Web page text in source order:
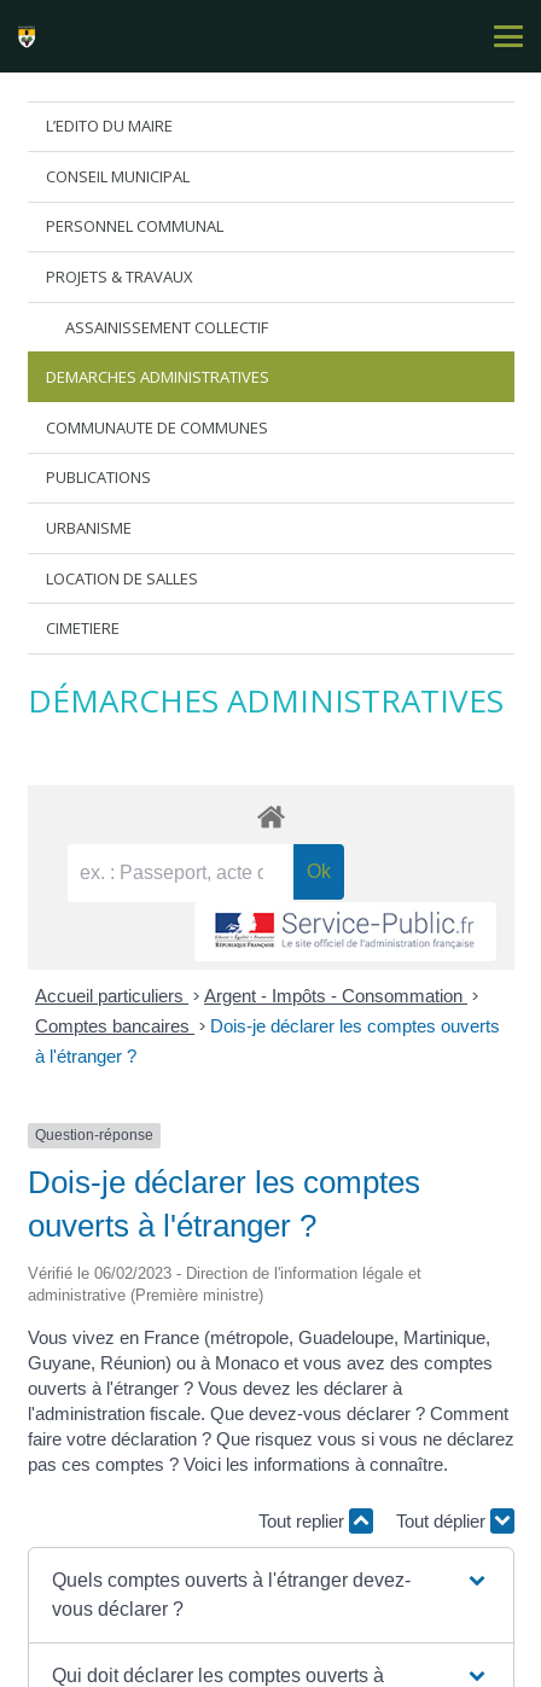
L’EDITO DU MAIRE
CONSEIL MUNICIPAL
PERSONNEL COMMUNAL
PROJETS & TRAVAUX
ASSAINISSEMENT COLLECTIF
DEMARCHES ADMINISTRATIVES
COMMUNAUTE DE COMMUNES
PUBLICATIONS
URBANISME
LOCATION DE SALLES
CIMETIERE
DÉMARCHES ADMINISTRATIVES
Accueil particuliers > Argent - Impôts - Consommation >
Comptes bancaires > Dois-je déclarer les comptes ouverts
à l'étranger ?
Question-réponse
Dois-je déclarer les comptes
ouverts à l'étranger ?
Vérifié le 06/02/2023 - Direction de l'information légale et
administrative (Première ministre)
Vous vivez en France (métropole, Guadeloupe, Martinique,
Guyane, Réunion) ou à Monaco et vous avez des comptes
ouverts à l'étranger ? Vous devez les déclarer à
l'administration fiscale. Que devez-vous déclarer ? Comment
faire votre déclaration ? Que risquez vous si vous ne déclarez
pas ces comptes ? Voici les informations à connaître.
Tout replier Tout déplier
Quels comptes ouverts à l'étranger devez-
vous déclarer ?
Qui doit déclarer les comptes ouverts à